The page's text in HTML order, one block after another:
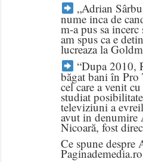
„Adrian
nume inca de
m-a pus sa
am spus ca e
lucreaza la
“Dupa 2010,
băgat bani în
cel care a venit
studiat
televiziuni a
avut in denumire
Nicoară, fost
Ce spune despre